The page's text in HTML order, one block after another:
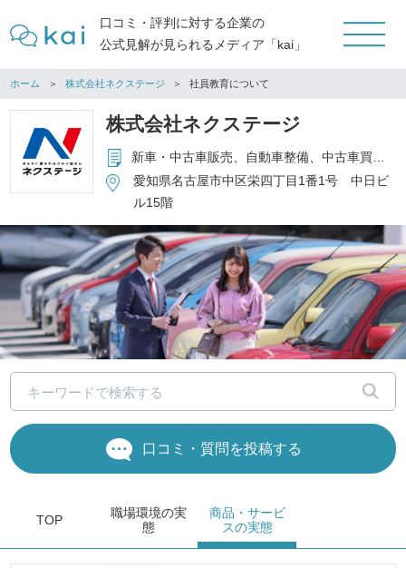
口コミ・評判に対する企業の
公式見解が見られるメディア「kai」
ホーム 株式会社ネクステージ 社員教育について
株式会社ネクステージ
新車・中古車販売、自動車整備、中古車買取、保険代理店事業
愛知県名古屋市中区栄四丁目1番1号 中日ビ
ル15階
口コミ・質問を投稿する
TOP
商品・サービ
スの実態
職場環境の実
態